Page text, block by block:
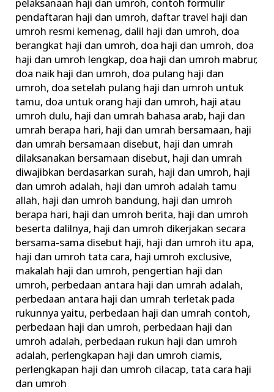
pelaksanaan haji dan umroh, contoh formulir
pendaftaran haji dan umroh, daftar travel haji dan
umroh resmi kemenag, dalil haji dan umroh, doa
berangkat haji dan umroh, doa haji dan umroh, doa
haji dan umroh lengkap, doa haji dan umroh mabrur,
doa naik haji dan umroh, doa pulang haji dan
umroh, doa setelah pulang haji dan umroh untuk
tamu, doa untuk orang haji dan umroh, haji atau
umroh dulu, haji dan umrah bahasa arab, haji dan
umrah berapa hari, haji dan umrah bersamaan, haji
dan umrah bersamaan disebut, haji dan umrah
dilaksanakan bersamaan disebut, haji dan umrah
diwajibkan berdasarkan surah, haji dan umroh, haji
dan umroh adalah, haji dan umroh adalah tamu
allah, haji dan umroh bandung, haji dan umroh
berapa hari, haji dan umroh berita, haji dan umroh
beserta dalilnya, haji dan umroh dikerjakan secara
bersama-sama disebut haji, haji dan umroh itu apa,
haji dan umroh tata cara, haji umroh exclusive,
makalah haji dan umroh, pengertian haji dan
umroh, perbedaan antara haji dan umrah adalah,
perbedaan antara haji dan umrah terletak pada
rukunnya yaitu, perbedaan haji dan umrah contoh,
perbedaan haji dan umroh, perbedaan haji dan
umroh adalah, perbedaan rukun haji dan umroh
adalah, perlengkapan haji dan umroh ciamis,
perlengkapan haji dan umroh cilacap,tata cara haji
dan umroh